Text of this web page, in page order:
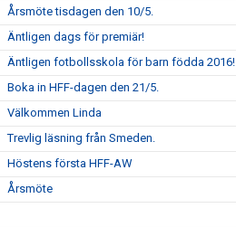
Årsmöte tisdagen den 10/5.
Äntligen dags för premiär!
Äntligen fotbollsskola för barn födda 2016!
Boka in HFF-dagen den 21/5.
Välkommen Linda
Trevlig läsning från Smeden.
Höstens första HFF-AW
Årsmöte